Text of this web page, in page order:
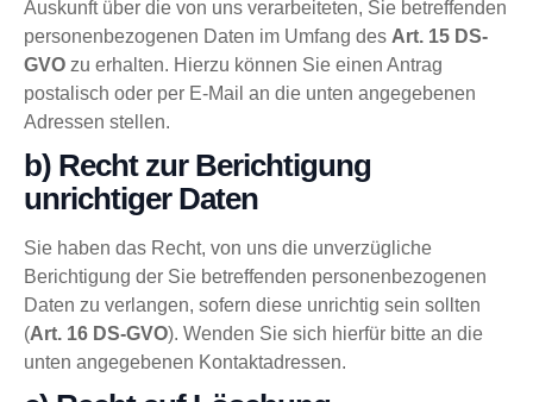
Auskunft über die von uns verarbeiteten, Sie betreffenden
personenbezogenen Daten im Umfang des Art. 15 DS-
GVO zu erhalten. Hierzu können Sie einen Antrag
postalisch oder per E-Mail an die unten angegebenen
Adressen stellen.
b) Recht zur Berichtigung
unrichtiger Daten
Sie haben das Recht, von uns die unverzügliche
Berichtigung der Sie betreffenden personenbezogenen
Daten zu verlangen, sofern diese unrichtig sein sollten
(Art. 16 DS-GVO). Wenden Sie sich hierfür bitte an die
unten angegebenen Kontaktadressen.